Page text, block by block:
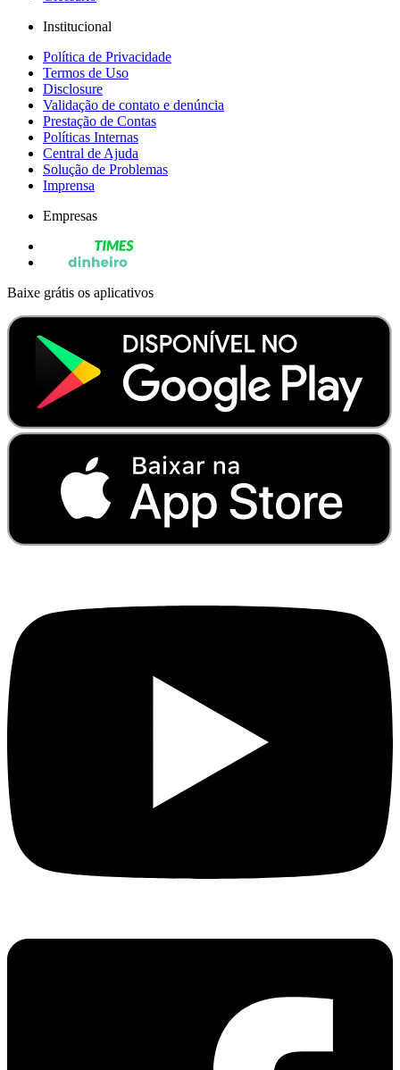
Institucional
Política de Privacidade
Termos de Uso
Disclosure
Validação de contato e denúncia
Prestação de Contas
Políticas Internas
Central de Ajuda
Solução de Problemas
Imprensa
Empresas
Baixe grátis os aplicativos